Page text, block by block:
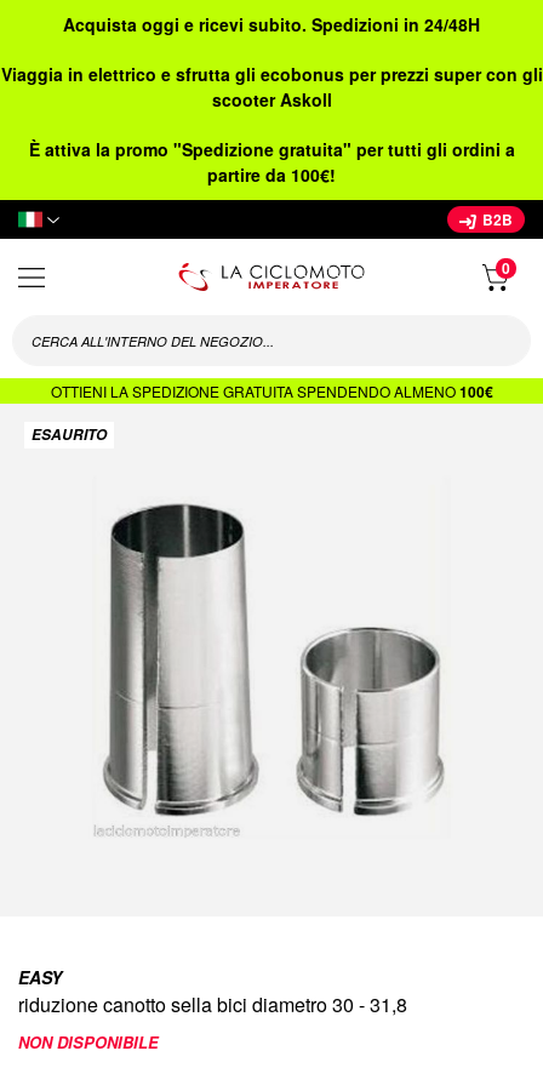
Acquista oggi e ricevi subito. Spedizioni in 24/48H
Viaggia in elettrico e sfrutta gli ecobonus per prezzi super con gli
scooter Askoll
È attiva la promo "Spedizione gratuita" per tutti gli ordini a
partire da 100€!
Lingua
B2B
OTTIENI LA SPEDIZIONE GRATUITA SPENDENDO ALMENO100€
alla
ESAURITO
della
galleria
immagini
EASY
riduzione canotto sella bici diametro 30 - 31,8
NON DISPONIBILE